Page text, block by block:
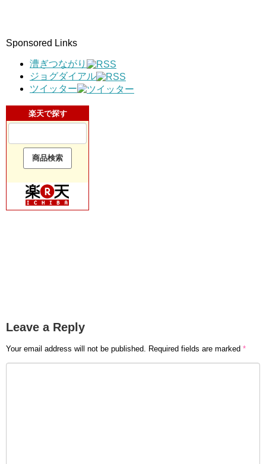
Sponsored Links
漕ぎつながり
ジョグダイアル
ツイッター
楽天で探す
Leave a Reply
Your email address will not be published. Required fields are marked *